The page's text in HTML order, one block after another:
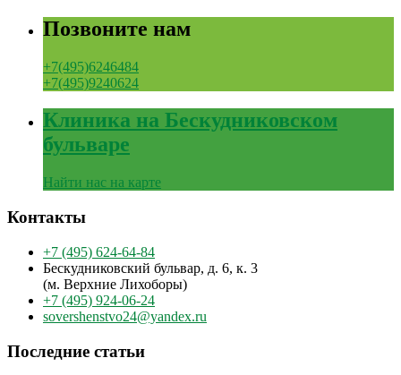
Позвоните нам
+7(495)6246484
+7(495)9240624
Клиника на Бескудниковском
бульваре
Найти нас на карте
Контакты
+7 (495) 624-64-84
Бескудниковский бульвар, д. 6, к. 3
(м. Верхние Лихоборы)
+7 (495) 924-06-24
sovershenstvo24@yandex.ru
Последние статьи